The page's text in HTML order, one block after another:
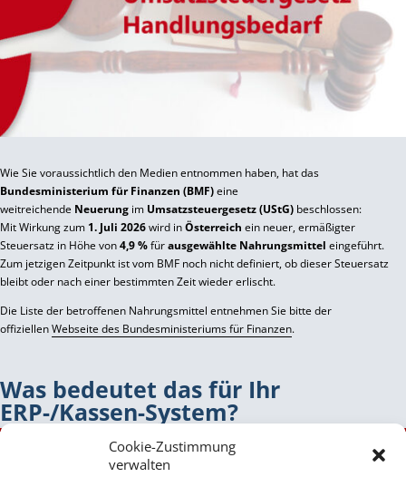
Cookie-Zustimmung
verwalten
Wie Sie voraussichtlich den Medien entnommen haben, hat das
Bundesministerium für Finanzen (BMF)eine
weitreichende Neuerung im Umsatzsteuergesetz (UStG) beschlossen:
Mit Wirkung zum 1. Juli 2026wird inÖsterreich ein neuer, ermäßigter
Steuersatz in Höhe von4,9 %fürausgewählte Nahrungsmittel eingeführt.
Zum jetzigen Zeitpunkt ist vom BMF noch nicht definiert, ob dieser Steuersatz
bleibt oder nach einer bestimmten Zeit wieder erlischt.
Die Liste der betroffenen Nahrungsmittel entnehmen Sie bitte der
offiziellenWebseite des Bundesministeriums für Finanzen.
Was bedeutet das für Ihr
ERP-/Kassen-System?
keineArtikel, diemit dem neuen MwSt-Satz
zur Verrechnung
kommen, so besteht für SieKEIN Handlungsbedarf